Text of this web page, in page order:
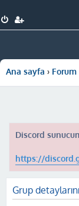
Ana sayfa
Discord
https://
Grup